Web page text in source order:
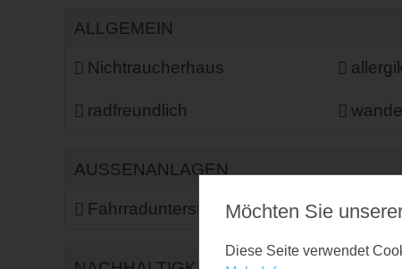
ALLGEMEIN
Nichtraucherhaus
radfreundlich
AUSSENANLAGEN
Fahrradunterstellmöglichkeit
Möchten Sie
Diese Seite verwendet